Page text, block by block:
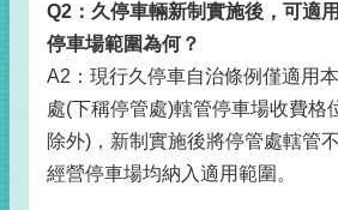
Q2 ：久停車輛新制實施後，可適
停車場範圍為何？
A2：現行久停車自治條例僅適用
處(下稱停管處)轄管停車場收費格
除外)，新制實施後將停管處轄管
經營停車場均納入適用範圍。